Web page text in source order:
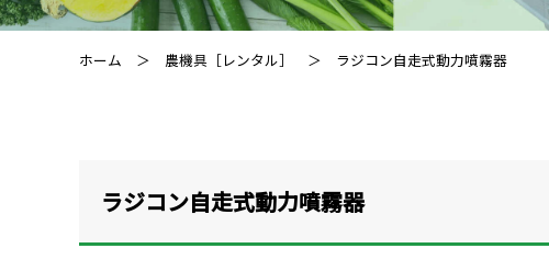
ホーム ＞ 農機具［レンタル］ ＞ ラジコン自走式動力噴霧器
ラジコン自走式動力噴霧器